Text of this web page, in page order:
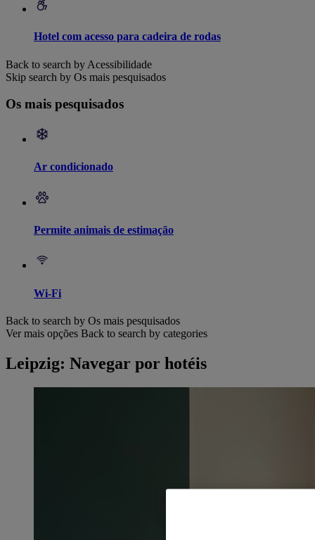
Hotel com acesso para cadeira de rodas
Back to search by Acessibilidade
Skip search by Os mais pesquisados
Os mais pesquisados
Ar condicionado
Permite animais de estimação
Wi-Fi
Back to search by Os mais pesquisados
Ver mais opções Back to search by categories
Leipzig: Navegar por hotéis